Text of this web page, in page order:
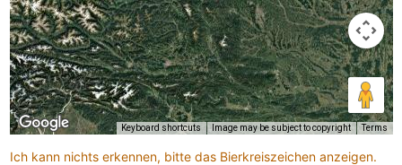
Keyboard shortcuts Image may be subject to copyright Terms
Ich kann nichts erkennen, bitte das Bierkreiszeichen anzeigen.